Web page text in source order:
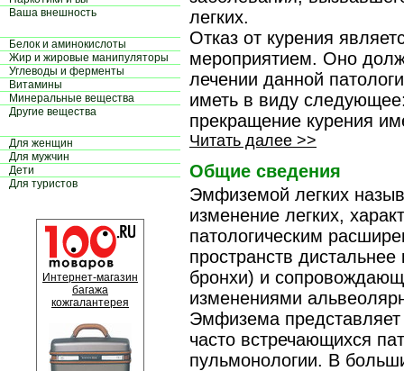
Ваша внешность
Белок и аминокислоты
Жир и жировые манипуляторы
Углеводы и ферменты
Витамины
Минеральные вещества
Другие вещества
Для женщин
Для мужчин
Дети
Для туристов
Интернет-магазин
багажа
кожгалантерея
легких.
Отказ от курения
мероприятием. Оно
лечении данной
иметь в виду
прекращение курения
Читать далее >>
Общие сведения
Эмфиземой легких
изменение легких,
патологическим
пространств
бронхи) и
изменениями
Эмфизема
часто встречающихся
пульмонологии. В